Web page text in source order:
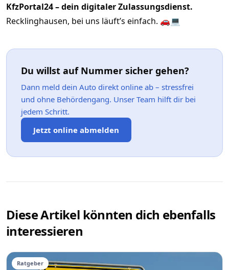
KfzPortal24 – dein digitaler Zulassungsdienst.
Recklinghausen, bei uns läuft’s einfach. 🚗💻
Du willst auf Nummer sicher gehen?
Dann meld dein Auto direkt online ab – stressfrei
und ohne Behördengang. Unser Team hilft dir bei
jedem Schritt.
Jetzt online abmelden
Diese Artikel könnten dich ebenfalls
interessieren
Ratgeber